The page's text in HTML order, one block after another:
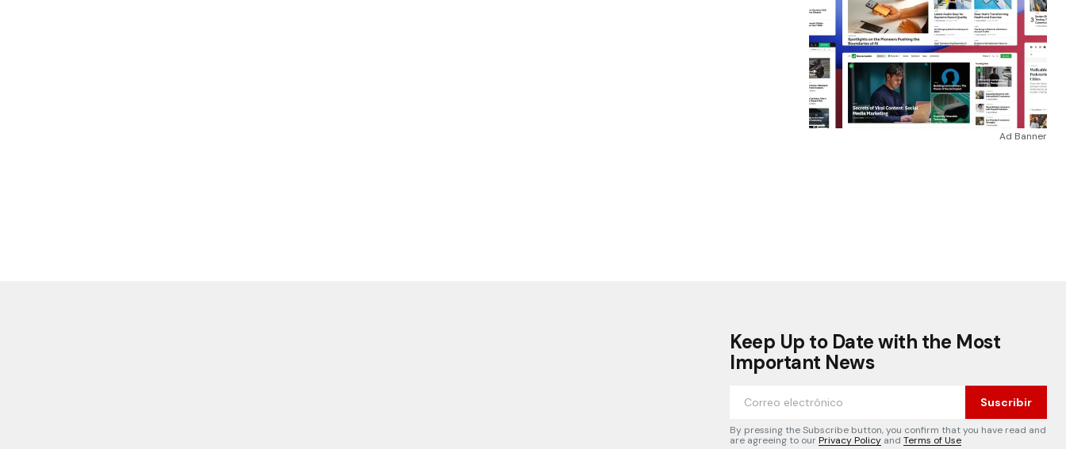
Ad Banner
Keep Up to Date with the Most
Important News
Suscribir
By pressing the Subscribe button, you confirm that you have read and
are agreeing to ourPrivacy Policy and Terms of Use